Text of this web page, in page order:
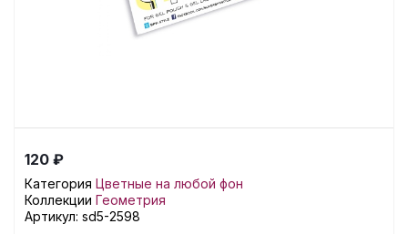
120 ₽
Категория Цветные на любой фон
Коллекции Геометрия
Артикул: sd5-2598